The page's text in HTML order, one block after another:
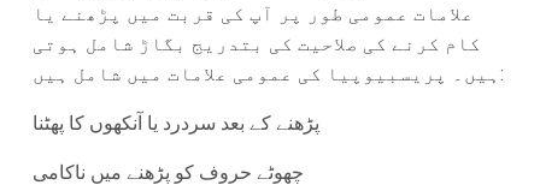
علامات عمومی طور پر آپ کی قربت میں پڑھنے یا
کام کرنے کی صلاحیت کی بتدریج بگاڑ شامل ہوتی
ہیں۔ پریسبیوپیا کی عمومی علامات میں شامل ہیں:
پڑھنے کے بعد سردرد یا آنکھوں کا پھٹنا
چھوٹے حروف کو پڑھنے میں ناکامی